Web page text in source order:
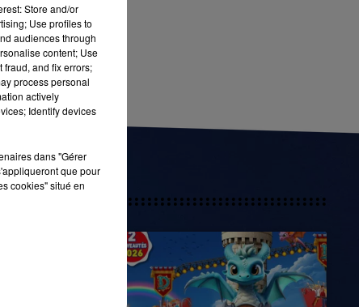
Store and/or
Use profiles to
audiences through
content; Use
fraud, and fix errors;
process personal
actively
Identify devices
dans "Gérer
que pour
cookies" situé en